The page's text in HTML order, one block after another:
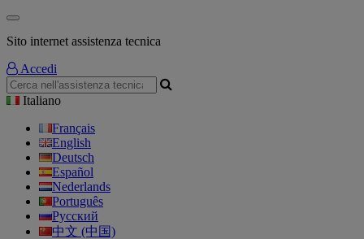
Sito internet assistenza tecnica
Accedi
Italiano
Français
English
Deutsch
Español
Nederlands
Português
Русский
中文 (中国)